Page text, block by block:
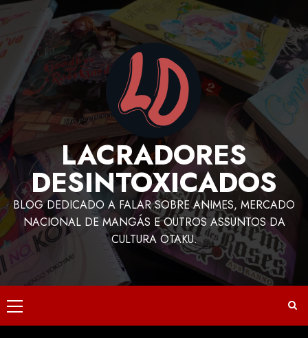
LACRADORES
DESINTOXICADOS
BLOG DEDICADO A FALAR SOBRE ANIMES, MERCADO
NACIONAL DE MANGÁS E OUTROS ASSUNTOS DA
CULTURA OTAKU.